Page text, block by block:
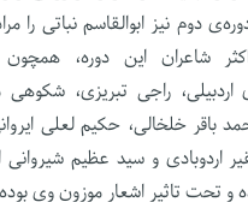
دوم نیز ابوالقاسم نباتی را
شاعران این دوره،
راجی تبریزی، شکوهی
باقر خلخالی، حکیم لعلی
اردوبادی و سید عظیم شیروانی
و تحت تاثیر اشعار موزون وی